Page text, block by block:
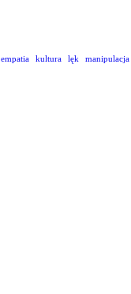
empatia kultura lęk manipulacja